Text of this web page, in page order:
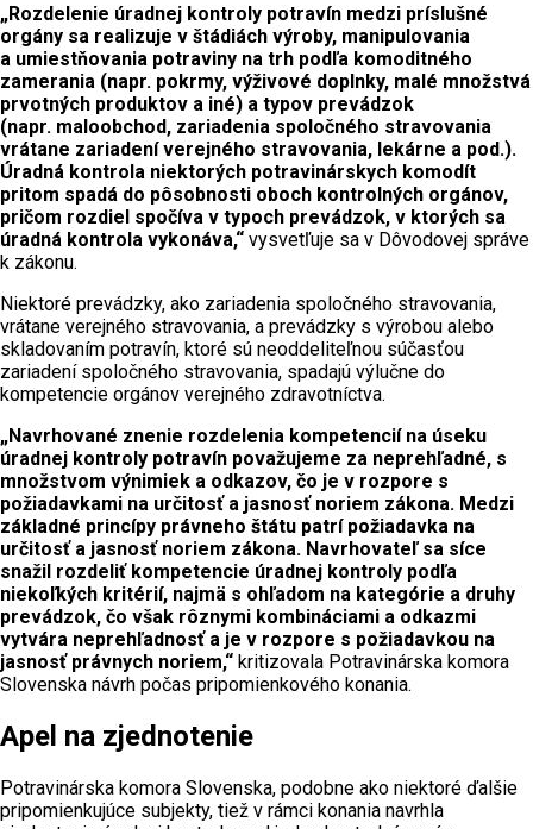
„Rozdelenie úradnej kontroly potravín medzi príslušné
orgány sa realizuje v štádiách výroby, manipulovania
a umiestňovania potraviny na trh podľa komoditného
zamerania (napr. pokrmy, výživové doplnky, malé množstvá
prvotných produktov a iné) a typov prevádzok
(napr. maloobchod, zariadenia spoločného stravovania
vrátane zariadení verejného stravovania, lekárne a pod.).
Úradná kontrola niektorých potravinárskych komodít
pritom spadá do pôsobnosti oboch kontrolných orgánov,
pričom rozdiel spočíva v typoch prevádzok, v ktorých sa
úradná kontrola vykonáva,“ vysvetľuje sa v Dôvodovej správe
k zákonu.
Niektoré prevádzky, ako zariadenia spoločného stravovania,
vrátane verejného stravovania, a prevádzky s výrobou alebo
skladovaním potravín, ktoré sú neoddeliteľnou súčasťou
zariadení spoločného stravovania, spadajú výlučne do
kompetencie orgánov verejného zdravotníctva.
„Navrhované znenie rozdelenia kompetencií na úseku
úradnej kontroly potravín považujeme za neprehľadné, s
množstvom výnimiek a odkazov, čo je v rozpore s
požiadavkami na určitosť a jasnosť noriem zákona. Medzi
základné princípy právneho štátu patrí požiadavka na
určitosť a jasnosť noriem zákona. Navrhovateľ sa síce
snažil rozdeliť kompetencie úradnej kontroly podľa
niekoľkých kritérií, najmä s ohľadom na kategórie a druhy
prevádzok, čo však rôznymi kombináciami a odkazmi
vytvára neprehľadnosť a je v rozpore s požiadavkou na
jasnosť právnych noriem,“ kritizovala Potravinárska komora
Slovenska návrh počas pripomienkového konania.
Apel na zjednotenie
Potravinárska komora Slovenska, podobne ako niektoré ďalšie
pripomienkujúce subjekty, tiež v rámci konania navrhla